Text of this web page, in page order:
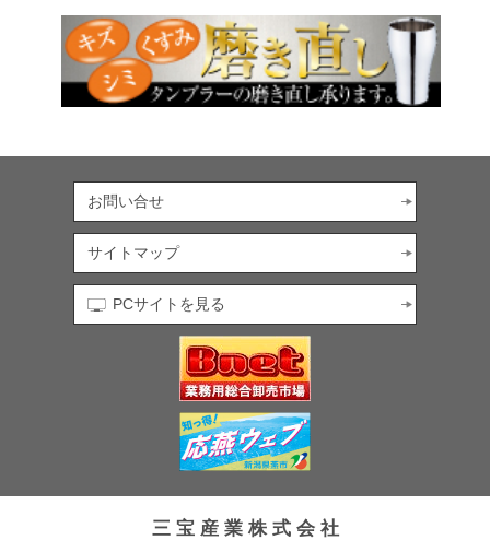
お問い合せ
サイトマップ
PCサイトを見る
三 宝 産 業 株 式 会 社